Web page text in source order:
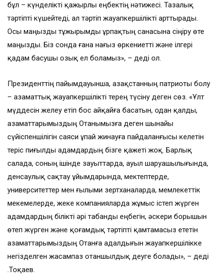
бұл – күнделікті қажырлы еңбектің нәтижесі. Тазалық
тәртіпті күшейтеді, ал тәртіп жауапкершілікті арттырады.
Осы маңызды тұжырымды ұрпақтың санасына сіңіру өте
маңызды. Біз сонда ғана нағыз өркениетті және ілгері
қадам басушы озық ел боламыз», – деді ол.
Президенттің пайымдауынша, Қазақстанның патриоты болу
– азаматтық жауапкершілікті терең түсіну деген сөз. «Ұлт
мүддесін желеу етіп бос айқайға басатын, одан қалды,
азаматтарымыздың Отанымызға деген шынайы
сүйіспеншілігін саяси ұпай жинауға пайдаланғысы келетін
теріс пиғылды адамдардың бізге қажеті жоқ. Барлық
салада, соның ішінде зауыттарда, ауыл шаруашылығында,
денсаулық сақтау ұйымдарында, мектептерде,
университеттер мен ғылыми зертханаларда, мемлекеттік
мекемелерде, жеке компанияларда жұмыс істеп жүрген
адамдардың білікті әрі табанды еңбегін, әскери борышын
өтеп жүрген және қоғамдық тәртіпті қамтамасыз ететін
азаматтарымыздың Отанға адалдығын жауапкершілікке
негізделген жасампаз отаншылдық деуге болады», – деді
Қ.Тоқаев.